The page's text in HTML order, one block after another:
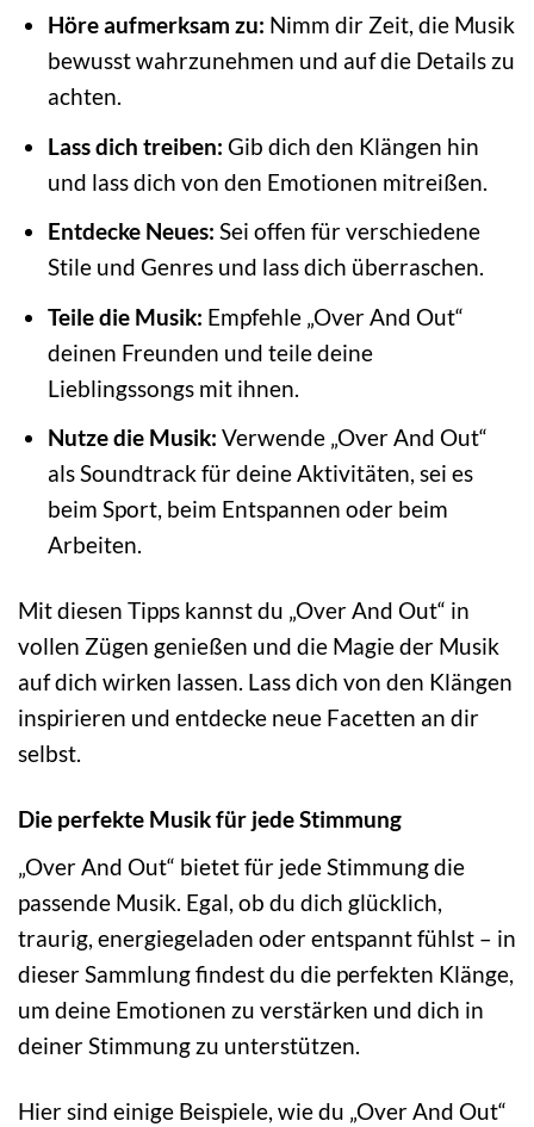
Höre aufmerksam zu: Nimm dir Zeit, die Musik
bewusst wahrzunehmen und auf die Details zu
achten.
Lass dich treiben: Gib dich den Klängen hin
und lass dich von den Emotionen mitreißen.
Entdecke Neues: Sei offen für verschiedene
Stile und Genres und lass dich überraschen.
Teile die Musik: Empfehle „Over And Out“
deinen Freunden und teile deine
Lieblingssongs mit ihnen.
Nutze die Musik: Verwende „Over And Out“
als Soundtrack für deine Aktivitäten, sei es
beim Sport, beim Entspannen oder beim
Arbeiten.
Mit diesen Tipps kannst du „Over And Out“ in
vollen Zügen genießen und die Magie der Musik
auf dich wirken lassen. Lass dich von den Klängen
inspirieren und entdecke neue Facetten an dir
selbst.
Die perfekte Musik für jede Stimmung
„Over And Out“ bietet für jede Stimmung die
passende Musik. Egal, ob du dich glücklich,
traurig, energiegeladen oder entspannt fühlst – in
dieser Sammlung findest du die perfekten Klänge,
um deine Emotionen zu verstärken und dich in
deiner Stimmung zu unterstützen.
Hier sind einige Beispiele, wie du „Over And Out“